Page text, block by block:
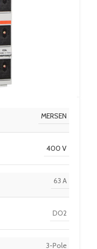
MERSEN
400 V
63 A
DO2
3-Pole